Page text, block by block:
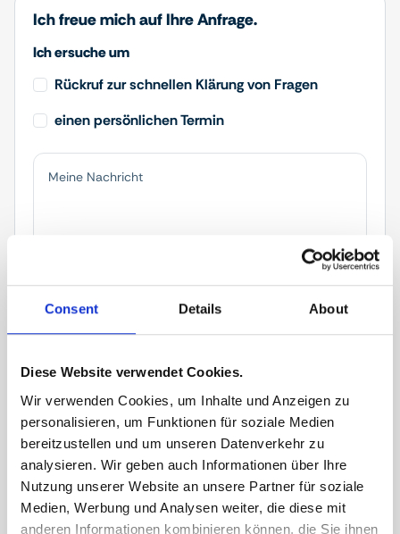
Consent Details About
Diese Website verwendet Cookies.
Wir verwenden Cookies, um Inhalte und Anzeigen zu
personalisieren, um Funktionen für soziale Medien
bereitzustellen und um unseren Datenverkehr zu
analysieren. Wir geben auch Informationen über Ihre
Nutzung unserer Website an unsere Partner für soziale
Medien, Werbung und Analysen weiter, die diese mit
anderen Informationen kombinieren können, die Sie ihnen
Ich freue mich auf Ihre Anfrage.
Ich ersuche um
Rückruf zur schnellen Klärung von Fragen
einen persönlichen Termin
Vorname*
Nachname*